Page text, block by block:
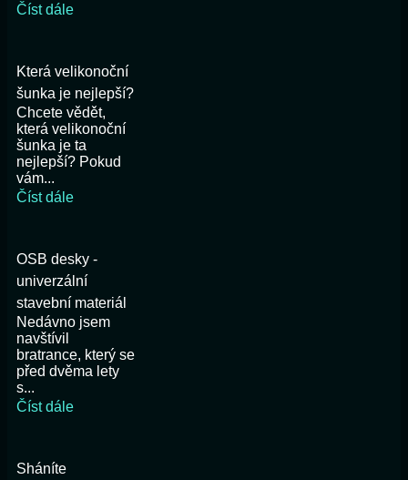
Číst dále
Která velikonoční
šunka je nejlepší?
Chcete vědět,
která velikonoční
šunka je ta
nejlepší? Pokud
vám...
Číst dále
OSB desky -
univerzální
stavební materiál
Nedávno jsem
navštívil
bratrance, který se
před dvěma lety
s...
Číst dále
Sháníte